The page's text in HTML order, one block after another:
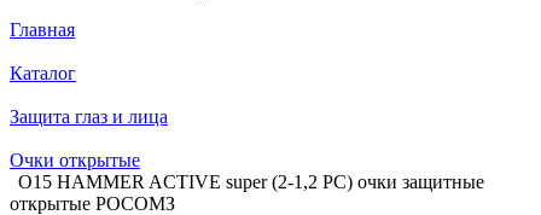
Главная
Каталог
Защита глаз и лица
Очки открытые
О15 HAMMER ACTIVЕ super (2-1,2 PC) очки защитные
открытые РОСОМЗ